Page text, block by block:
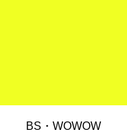
BS・WOWOW